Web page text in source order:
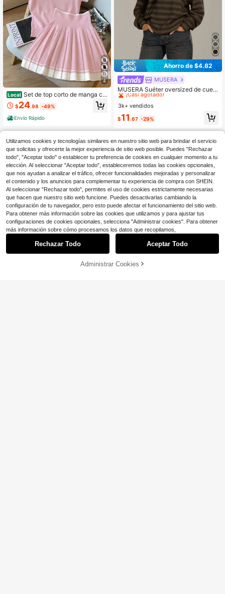
4
Local Set de top corto de manga co
rta con bordado ecuestre y falda mi
ni plisada de cintura alta con rayas
de contraste, 2 piezas
$24.98 -49%
Envío Rápido
Ahorro de $4.82
MUSERA
MUSERA Suéter oversized de cuell
o redondo a rayas, estilo casual Y2
K años 90, para primavera, invierno,
caciones de primavera y verano
#1 Más vendidos
¡Casi agotado!
#1 Más vendidos
¡Casi agotado!
#1 Más vendidos
¡Casi agotado!
#1 Más vendidos
en 12~17 USD Suéteres de mujer
3k+ vendidos
$11 .67 -29%
Lo sentimos, este producto está agotado.
Mostrar artículos similares con stock Ver todo
AGOTADO
Utilizamos cookies y tecnologías similares en nuestro sitio web para brindar el servicio
que solicitas y ofrecerte la mejor experiencia de sitio web posible. Puedes "Rechazar
todo", "Aceptar todo" o establecer tu preferencia de cookies en cualquier momento a tu
elección. Al seleccionar "Aceptar todo", estableceremos todas las cookies opcionales,
que nos ayudan a analizar el tráfico, ofrecer funcionalidades mejoradas y personalizar
el contenido y los anuncios para complementar tu experiencia de compra con SHEIN.
Al seleccionar "Rechazar todo", permites el uso de cookies estrictamente necesarias
que hacen que nuestro sitio web funcione. Puedes desactivarlas cambiando la
configuración de tu navegador, pero esto puede afectar el funcionamiento del sitio web.
Para obtener más información sobre las cookies que utilizamos y para ajustar tus
configuraciones de cookies opcionales, selecciona "Administrar cookies". Para obtener
más información sobre cómo procesamos los datos que recopilamos,
Rechazar Todo Aceptar Todo
Administrar Cookies